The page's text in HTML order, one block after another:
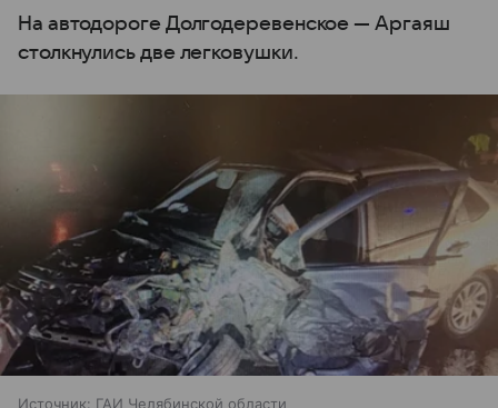
На автодороге Долгодеревенское — Аргаяш
столкнулись две легковушки.
Источник: ГАИ Челябинской области